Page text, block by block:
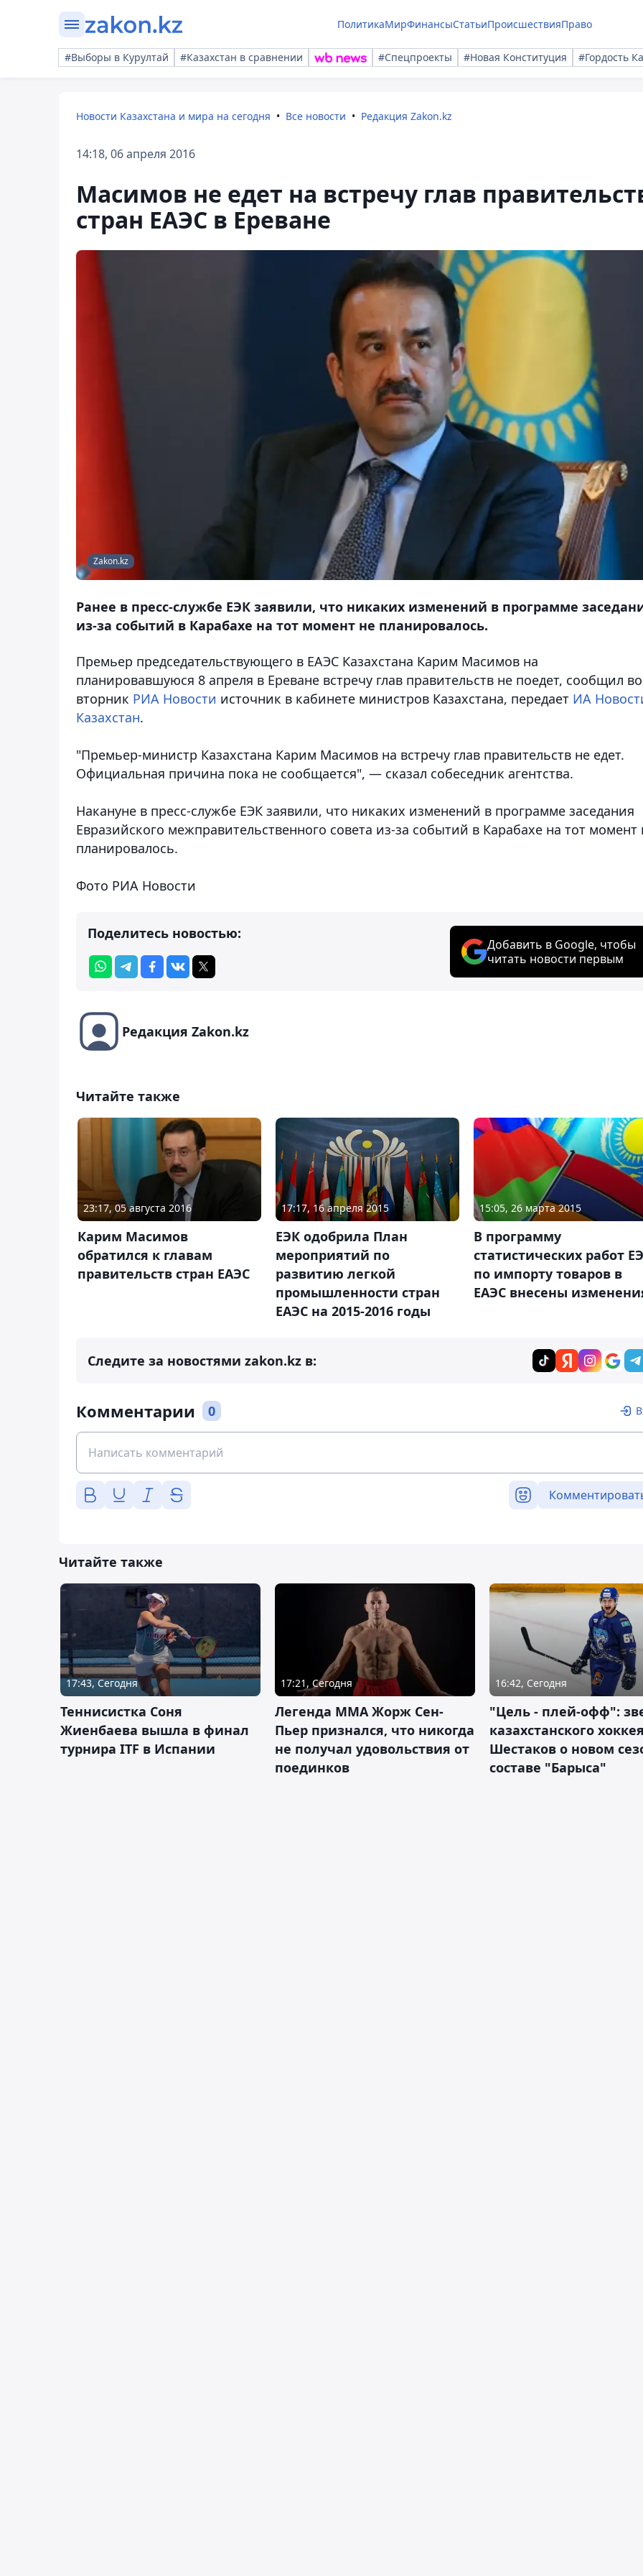
ПолитикаМирФинансыСтатьиПроисшествияПраво
#Выборы в Курултай #Казахстан в сравнении #Спецпроекты #Новая Конституция #Гордость
Новости Казахстана и мира на сегодня Все новости Редакция Zakon.kz
14:18, 06 апреля 2016
Масимов не едет на встречу глав
стран ЕАЭС в Ереване
Zakon.kz
Ранее в пресс-службе ЕЭК заявили, что никаких изменений в программе
из-за событий в Карабахе на тот момент не планировалось.
Премьер председательствующего в ЕАЭС Казахстана Карим Масимов на
планировавшуюся 8 апреля в Ереване встречу глав правительств не поедет, сообщил во
вторник РИА Новости источник в кабинете министров Казахстана, передает ИА
Казахстан.
"Премьер-министр Казахстана Карим Масимов на встречу глав правительств не едет.
Официальная причина пока не сообщается", — сказал собеседник агентства.
Накануне в пресс-службе ЕЭК заявили, что никаких изменений в программе заседания
Евразийского межправительственного совета из-за событий в Карабахе на тот момент
планировалось.
Фото РИА Новости
Поделитесь новостью:
Добавить в Google, чтобы
читать новости первым
Редакция Zakon.kz
Читайте также
23:17, 05 августа 2016
Карим Масимов
обратился к главам
правительств стран ЕАЭС
17:17, 16 апреля 2015
ЕЭК одобрила План
мероприятий по
развитию легкой
промышленности стран
ЕАЭС на 2015-2016 годы
15:05, 26 марта 2015
В программу
статистических работ
по импорту товаров в
ЕАЭС внесены
Следите за новостями zakon.kz в:
Комментарии 0
Читайте также
17:43, Сегодня
Теннисистка Соня
Жиенбаева вышла в финал
турнира ITF в Испании
17:21, Сегодня
Легенда ММА Жорж Сен-
Пьер признался, что никогда
не получал удовольствия от
поединков
16:42, Сегодня
"Цель - плей-офф":
казахстанского
Шестаков о новом
составе "Барыса"